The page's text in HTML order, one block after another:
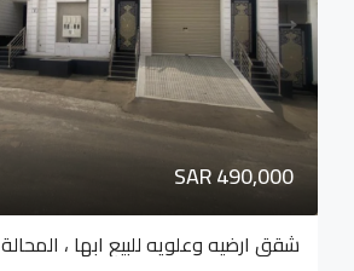
SAR 490,000
شقق ارضيه وعلويه للبيع ابها ، المحالة